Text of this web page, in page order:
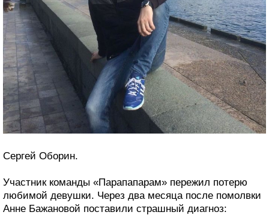
Сергей Оборин.
Участник команды «Парапапарам» пережил потерю
любимой девушки. Через два месяца после помолвки
Анне Бажановой поставили страшный диагноз: